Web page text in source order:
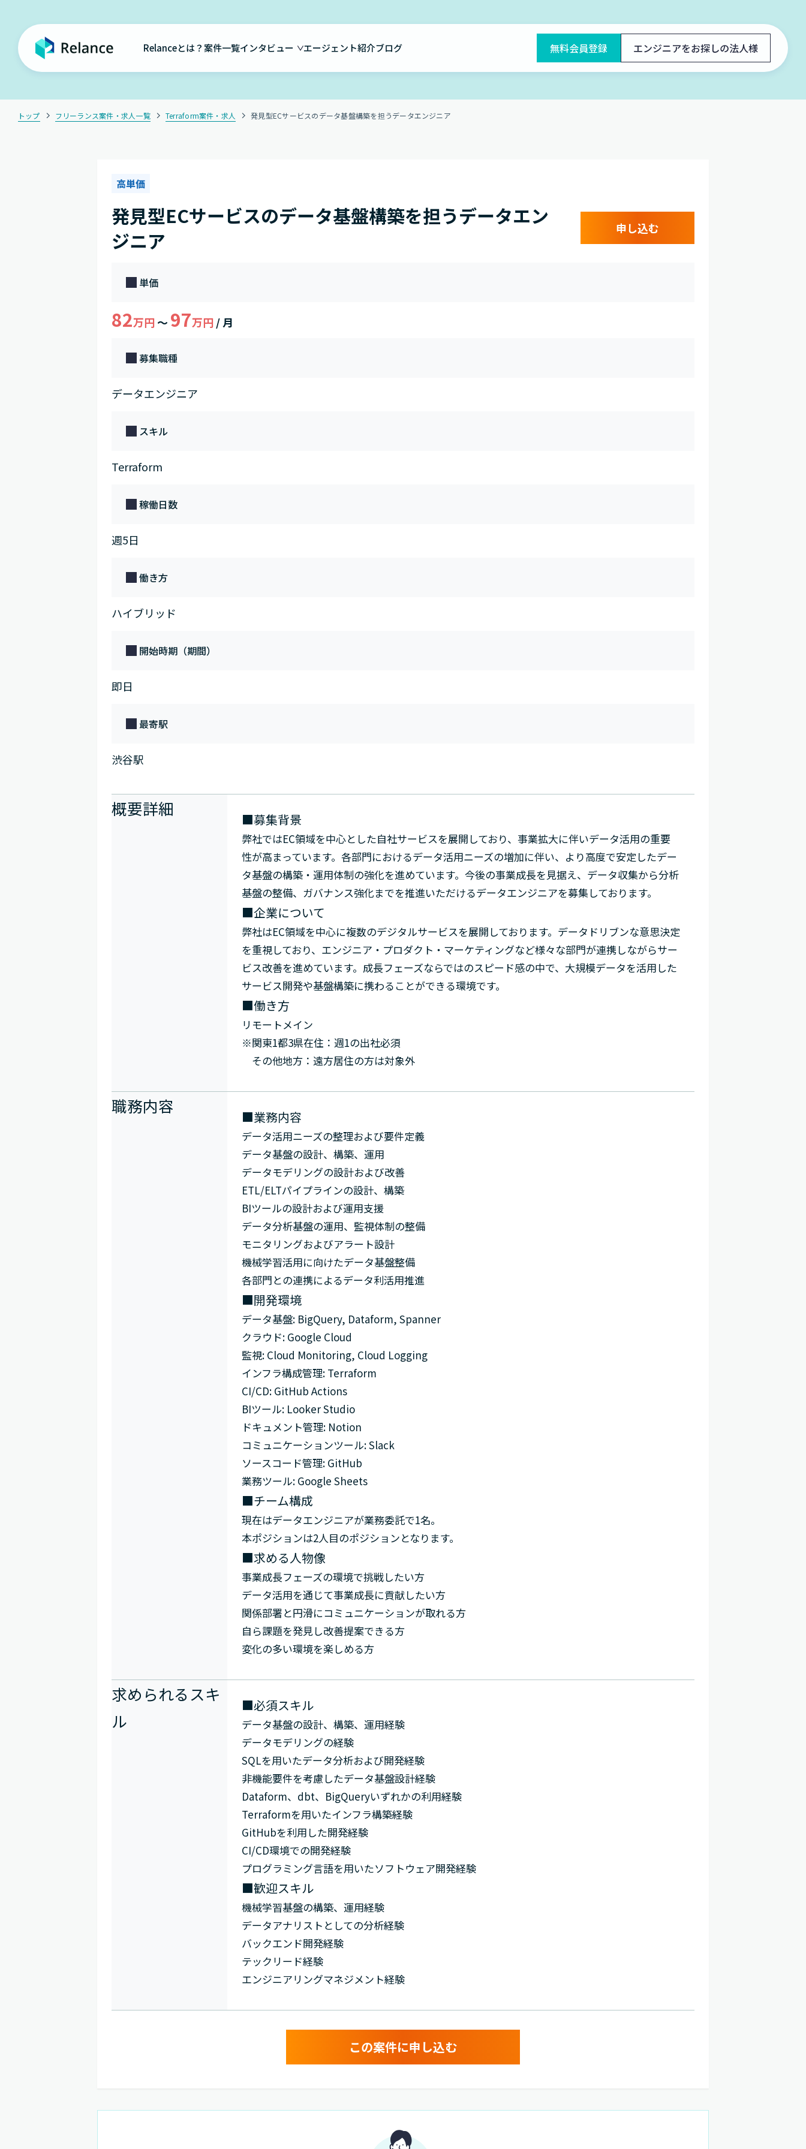
Relanceとは？案件一覧インタビュー エージェント紹介ブログ 無料会員登録 エンジニアをお探しの法人様
トップ フリーランス案件・求人一覧 Terraform案件・求人 発見型ECサービスのデータ基盤構築を担うデータエンジニア
高単価
発見型ECサービスのデータ基盤構築を担うデータエン
ジニア
申し込む
単価
82万円～ 97万円/ 月
募集職種
データエンジニア
スキル
Terraform
稼働日数
週5日
働き方
ハイブリッド
開始時期（期間）
即日
最寄駅
渋谷駅
概要詳細
■募集背景
弊社ではEC領域を中心とした自社サービスを展開しており、事業拡大に伴いデータ活用の重要
性が高まっています。各部門におけるデータ活用ニーズの増加に伴い、より高度で安定したデー
タ基盤の構築・運用体制の強化を進めています。今後の事業成長を見据え、データ収集から分析
基盤の整備、ガバナンス強化までを推進いただけるデータエンジニアを募集しております。
■企業について
弊社はEC領域を中心に複数のデジタルサービスを展開しております。データドリブンな意思決定
を重視しており、エンジニア・プロダクト・マーケティングなど様々な部門が連携しながらサー
ビス改善を進めています。成長フェーズならではのスピード感の中で、大規模データを活用した
サービス開発や基盤構築に携わることができる環境です。
■働き方
リモートメイン
※関東1都3県在住：週1の出社必須
その他地方：遠方居住の方は対象外
職務内容
■業務内容
データ活用ニーズの整理および要件定義
データ基盤の設計、構築、運用
データモデリングの設計および改善
ETL/ELTパイプラインの設計、構築
BIツールの設計および運用支援
データ分析基盤の運用、監視体制の整備
モニタリングおよびアラート設計
機械学習活用に向けたデータ基盤整備
各部門との連携によるデータ利活用推進
■開発環境
データ基盤: BigQuery, Dataform, Spanner
クラウド: Google Cloud
監視: Cloud Monitoring, Cloud Logging
インフラ構成管理: Terraform
CI/CD: GitHub Actions
BIツール: Looker Studio
ドキュメント管理: Notion
コミュニケーションツール: Slack
ソースコード管理: GitHub
業務ツール: Google Sheets
■チーム構成
現在はデータエンジニアが業務委託で1名。
本ポジションは2人目のポジションとなります。
■求める人物像
事業成長フェーズの環境で挑戦したい方
データ活用を通じて事業成長に貢献したい方
関係部署と円滑にコミュニケーションが取れる方
自ら課題を発見し改善提案できる方
変化の多い環境を楽しめる方
求められるスキ
ル
■必須スキル
データ基盤の設計、構築、運用経験
データモデリングの経験
SQLを用いたデータ分析および開発経験
非機能要件を考慮したデータ基盤設計経験
Dataform、dbt、BigQueryいずれかの利用経験
Terraformを用いたインフラ構築経験
GitHubを利用した開発経験
CI/CD環境での開発経験
プログラミング言語を用いたソフトウェア開発経験
■歓迎スキル
機械学習基盤の構築、運用経験
データアナリストとしての分析経験
バックエンド開発経験
テックリード経験
エンジニアリングマネジメント経験
この案件に申し込む